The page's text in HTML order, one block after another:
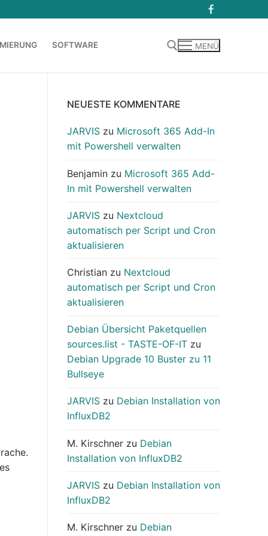
SOFTWARE MENÜ
NEUESTE KOMMENTARE
JARVIS zu Microsoft 365 Add-In
mit Powershell verwalten
Benjamin zu Microsoft 365 Add-
In mit Powershell verwalten
JARVIS zu Nextcloud
automatisch per Script und Cron
aktualisieren
Christian zu Nextcloud
automatisch per Script und Cron
aktualisieren
Debian Übersicht Paketquellen
sources.list - TASTE-OF-IT zu
Debian Upgrade 10 Buster zu 11
Bullseye
JARVIS zu Debian Installation von
InfluxDB2
M. Kirschner zu Debian
Installation von InfluxDB2
JARVIS zu Debian Installation von
InfluxDB2
M. Kirschner zu Debian